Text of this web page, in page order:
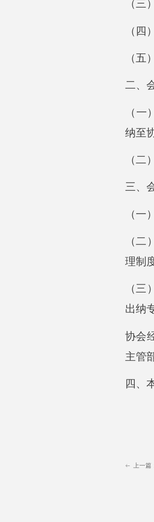
（三
（
（五
二、
（
纳至
（
三、
（
（
理制
（
出纳
协会
主管
四、
ꂃ 上一篇